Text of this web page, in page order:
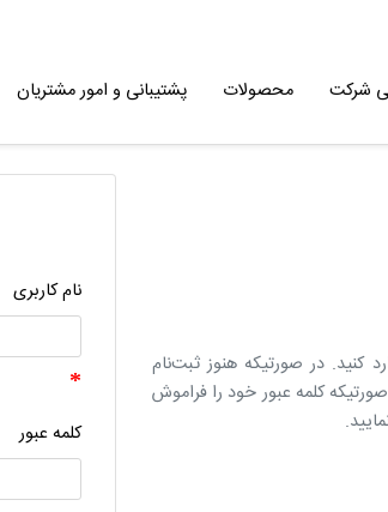
شرکت محصولات پشتیبانی و امور مشتریان
کنید. در صورتیکه هنوز ثبت‌نام
کلمه عبور خود را فراموش
نام کاربری
کلمه عبور